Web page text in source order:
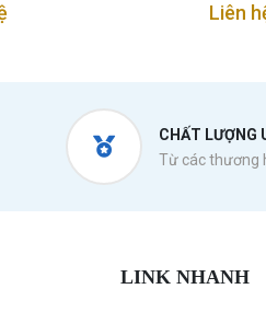
Liên
CHẤT LƯỢNG
Từ các thương
LINK NHANH